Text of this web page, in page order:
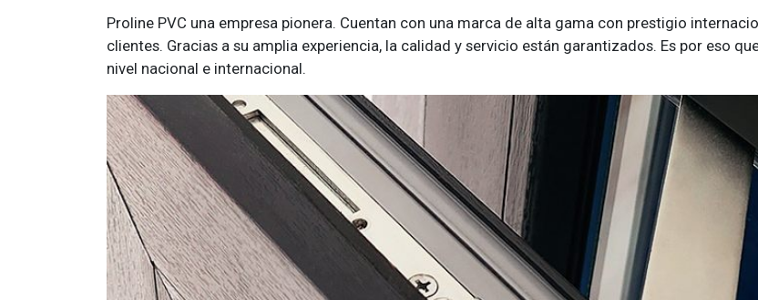
Proline PVC una empresa pionera. Cuentan con una marca de alta gama con prestigio
clientes. Gracias a su amplia experiencia, la calidad y servicio están garantizados. Es por eso
nivel nacional e internacional.